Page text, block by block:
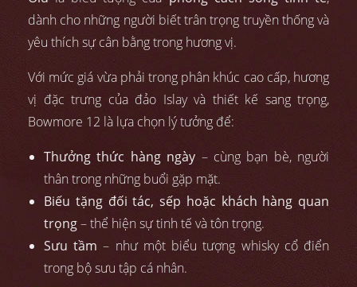
dành cho những người biết trân trọng truyền thống và
yêu thích sự cân bằng trong hương vị.
Với mức giá vừa phải trong phân khúc cao cấp, hương
vị đặc trưng của đảo Islay và thiết kế sang trọng,
Bowmore 12 là lựa chọn lý tưởng để:
Thưởng thức hàng ngày – cùng bạn bè, người
thân trong những buổi gặp mặt.
Biếu tặng đối tác, sếp hoặc khách hàng quan
trọng– thể hiện sự tinh tế và tôn trọng.
Sưu tầm – như một biểu tượng whisky cổ điển
trong bộ sưu tập cá nhân.